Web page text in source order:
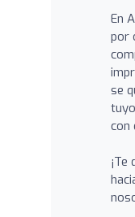
En
por
se
con